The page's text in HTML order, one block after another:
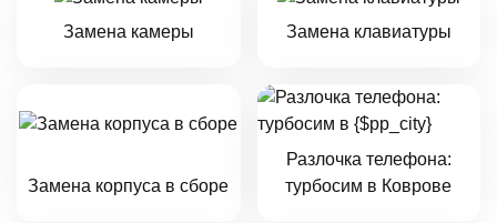
Замена камеры Замена клавиатуры
Замена корпуса в сборе
Разлочка телефона:
турбосим в Коврове